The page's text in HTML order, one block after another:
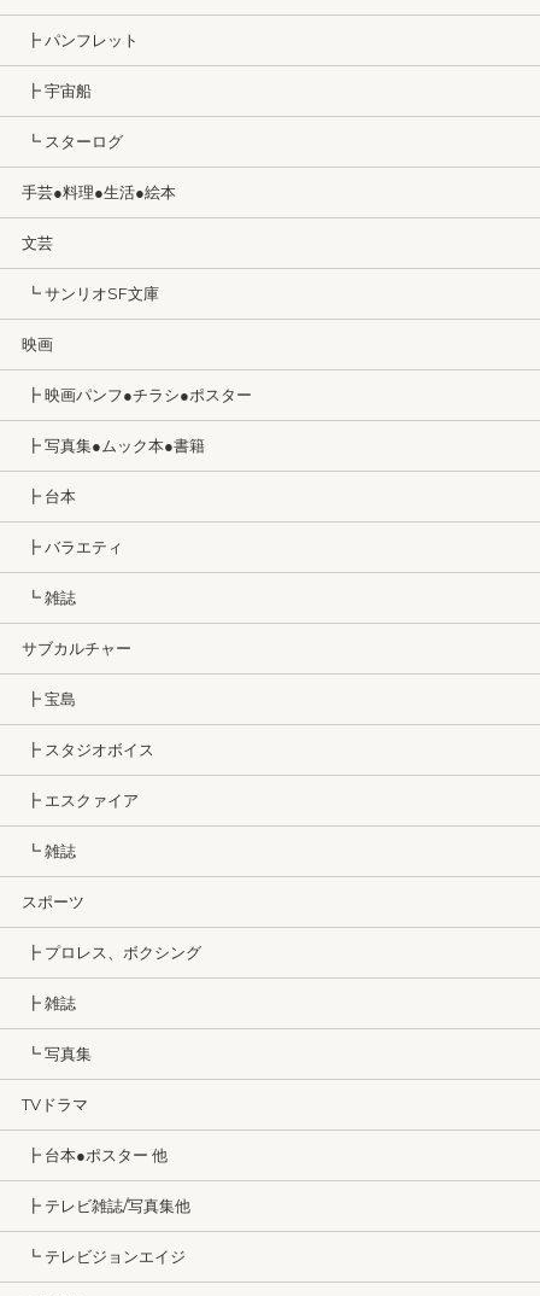
┣ パンフレット
┣ 宇宙船
┗ スターログ
手芸●料理●生活●絵本
文芸
┗ サンリオSF文庫
映画
┣ 映画パンフ●チラシ●ポスター
┣ 写真集●ムック本●書籍
┣ 台本
┣ バラエティ
┗ 雑誌
サブカルチャー
┣ 宝島
┣ スタジオボイス
┣ エスクァイア
┗ 雑誌
スポーツ
┣ プロレス、ボクシング
┣ 雑誌
┗ 写真集
TVドラマ
┣ 台本●ポスター 他
┣ テレビ雑誌/写真集他
┗ テレビジョンエイジ